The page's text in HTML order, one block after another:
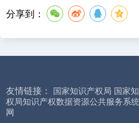
分享到：
友情链接： 国家知识产权局 国家
权局知识产权数据资源公共服务系统
网